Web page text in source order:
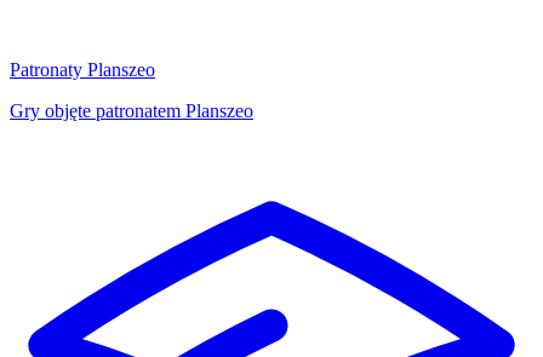
Patronaty Planszeo
Gry objęte patronatem Planszeo